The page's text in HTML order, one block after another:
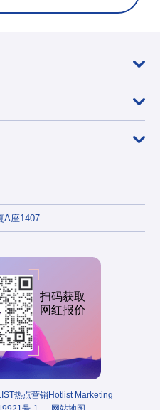
A座1407
扫码获取
网红报价
热点营销Hotlist Marketing
号-1 网站地图